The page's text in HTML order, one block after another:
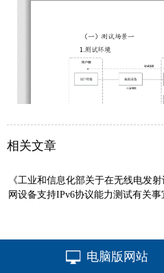
相关文章
《工业和信息化部关于在无线电发
网设备支持IPv6协议能力测试有关
电脑版网站